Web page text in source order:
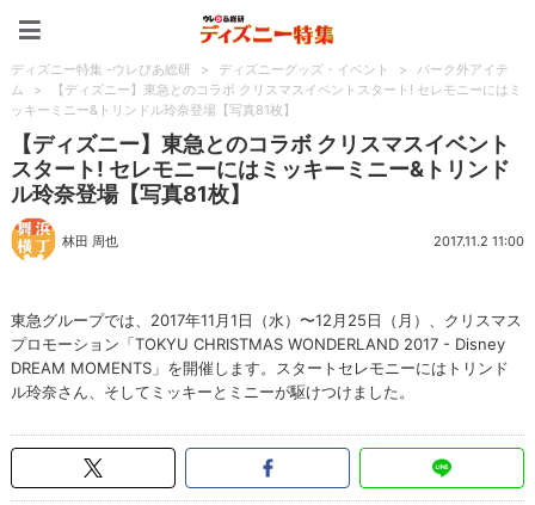
ディズニー特集 -ウレぴあ総研 > ディズニーグッズ・イベント >
パーク外アイテ
ム
>
【ディズニー】東急とのコラボ クリスマスイベントスタート! セレモニーにはミ
ッキーミニー&トリンドル玲奈登場【写真81枚】
【ディズニー】東急とのコラボ クリスマスイベント
スタート! セレモニーにはミッキーミニー&トリンド
ル玲奈登場【写真81枚】
林田 周也 2017.11.2 11:00
東急グループでは、2017年11月1日（水）〜12月25日（月）、クリスマス
プロモーション「TOKYU CHRISTMAS WONDERLAND 2017 - Disney
DREAM MOMENTS」を開催します。スタートセレモニーにはトリンド
ル玲奈さん、そしてミッキーとミニーが駆けつけました。